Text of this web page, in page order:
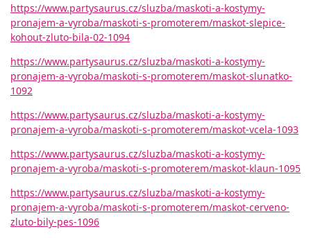
https://www.partysaurus.cz/sluzba/maskoti-a-kostymy-
pronajem-a-vyroba/maskoti-s-promoterem/maskot-slepice-
kohout-zluto-bila-02-1094
https://www.partysaurus.cz/sluzba/maskoti-a-kostymy-
pronajem-a-vyroba/maskoti-s-promoterem/maskot-slunatko-
1092
https://www.partysaurus.cz/sluzba/maskoti-a-kostymy-
pronajem-a-vyroba/maskoti-s-promoterem/maskot-vcela-1093
https://www.partysaurus.cz/sluzba/maskoti-a-kostymy-
pronajem-a-vyroba/maskoti-s-promoterem/maskot-klaun-1095
https://www.partysaurus.cz/sluzba/maskoti-a-kostymy-
pronajem-a-vyroba/maskoti-s-promoterem/maskot-cerveno-
zluto-bily-pes-1096